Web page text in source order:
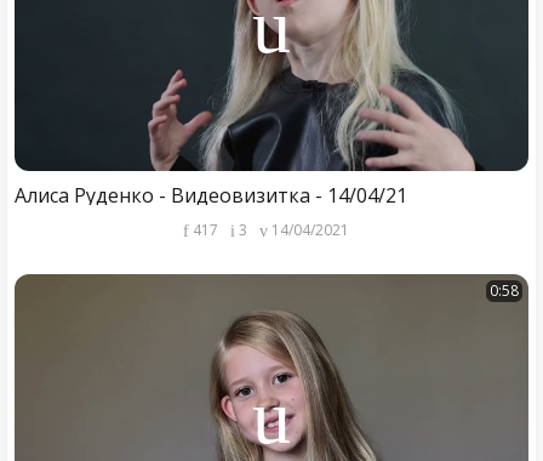
Алиса Руденко - Видеовизитка - 14/04/21
417 3 14/04/2021
0:58